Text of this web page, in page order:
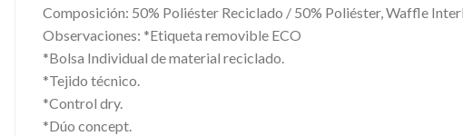
Composición: 50% Poliéster Reciclado / 50% Poliéster, Waffle
Observaciones: *Etiqueta removible ECO
*Bolsa Individual de material reciclado.
*Tejido técnico.
*Control dry.
*Dúo concept.